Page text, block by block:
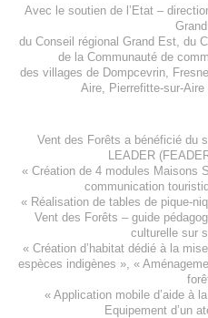
Avec le soutien de l’Etat –
du Conseil régional Grand Est, du
de la Communauté de
des villages de Dompcevrin
Aire, Pierrefitte-sur-Aire
Vent des Forêts a bénéficié du
LEADER
« Création de 4 modules Maisons
communication
« Réalisation de tables de pique-
Vent des Forêts – guide
culturelle sur
« Création d’habitat dédié à la
espèces indigènes », «
« Application mobile d’aide à
Equipement d’un